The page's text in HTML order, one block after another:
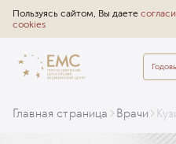
Пользуясь сайтом, Вы даете
cookies
Главная страница Врачи